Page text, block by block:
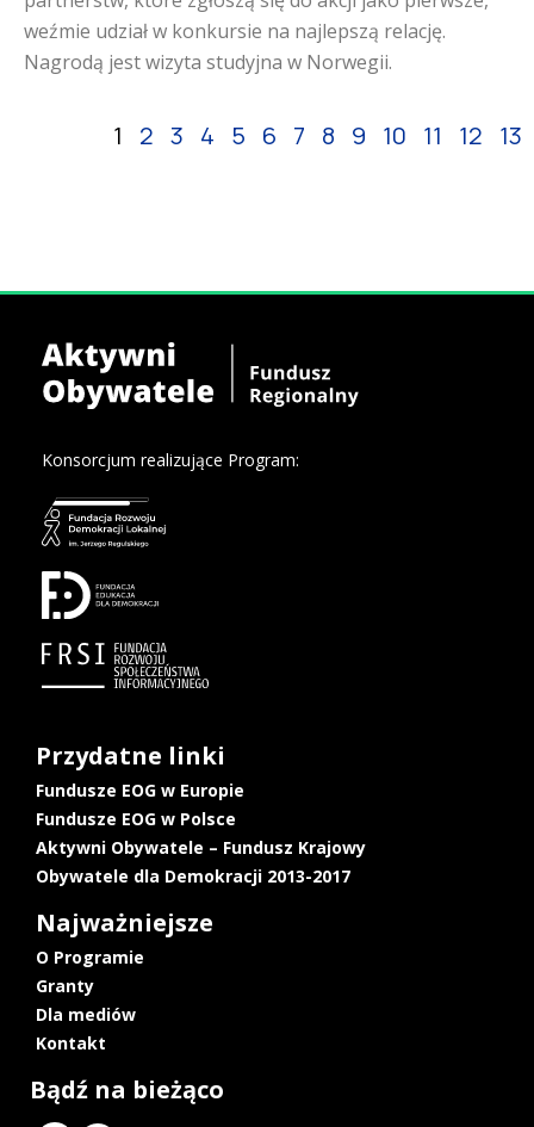
weźmie udział w konkursie na najlepszą relację.
Nagrodą jest wizyta studyjna w Norwegii.
1 2 3 4 5 6 7 8 9 10 11 12 13
Konsorcjum realizujące Program:
Przydatne linki
Fundusze EOG w Europie
Fundusze EOG w Polsce
Aktywni Obywatele – Fundusz Krajowy
Obywatele dla Demokracji 2013-2017
Najważniejsze
O Programie
Granty
Dla mediów
Kontakt
Bądź na bieżąco